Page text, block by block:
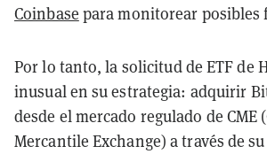
Coinbase para monitorear posibles
Por lo tanto, la solicitud de ETF de
inusual en su estrategia: adquirir
desde el mercado regulado de CME
Mercantile Exchange) a través de